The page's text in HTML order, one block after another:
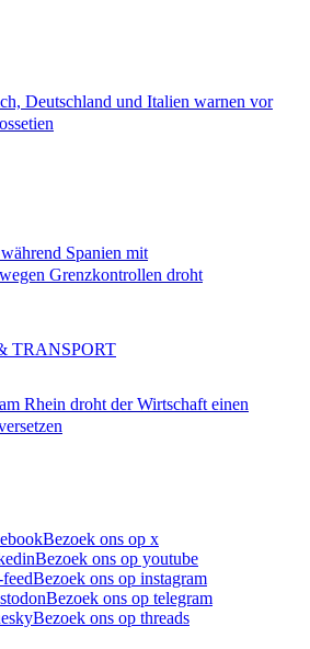
Deutschland und Italien warnen vor
Spanien mit
Grenzkontrollen droht
Rhein droht der Wirtschaft einen
TRANSPORT
Bezoek ons op x
Bezoek ons op youtube
Bezoek ons op instagram
Bezoek ons op telegram
Bezoek ons op threads